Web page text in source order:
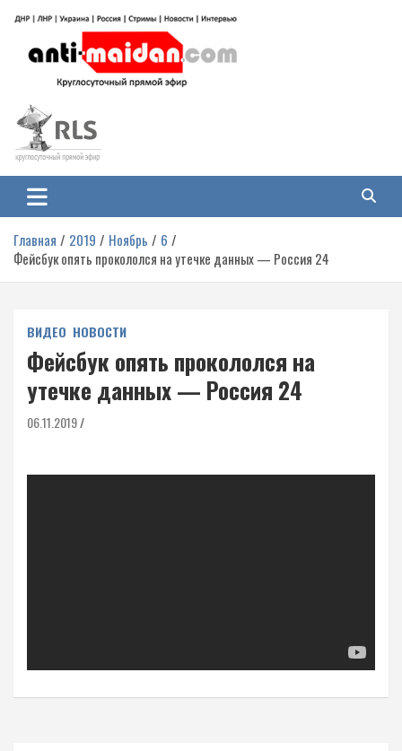
содержимому
Антимайдан: Гражданская война
на Украине
гражданской войне на Украине, включая события в Новороссии, ДНР,
ЛНР и других регионах.
Главная 2019 Ноябрь
6
Фейсбук опять прокололся на утечке данных — Россия 24
ВИДЕО НОВОСТИ
Фейсбук опять прокололся на
утечке данных — Россия 24
06.11.2019